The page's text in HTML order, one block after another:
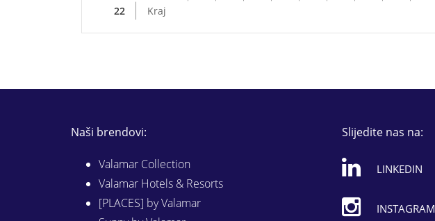
22
Kraj
Naši brendovi:
Valamar Collection
Valamar Hotels & Resorts
[PLACES] by Valamar
Slijedite nas na:
LINKEDIN
INSTAGRAM